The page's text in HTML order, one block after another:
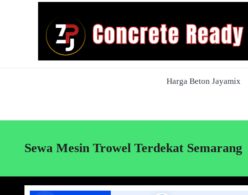
Harga Beton Jayamix
Sewa Mesin Trowel Terdekat Semarang